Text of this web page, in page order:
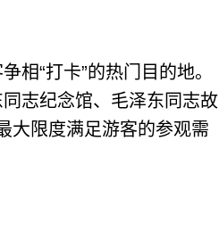
“打卡”的热门目的地。
志纪念馆、毛泽东同志故
大限度满足游客的参观需